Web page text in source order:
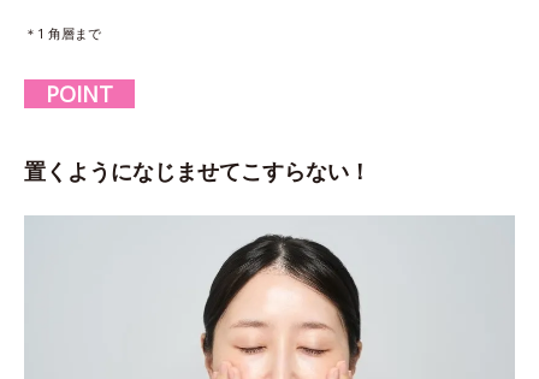
＊1 角層まで
POINT
置くようになじませてこすらない！